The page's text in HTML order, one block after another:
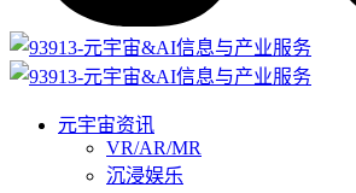
元宇宙资讯
VR/AR/MR
沉浸娱乐